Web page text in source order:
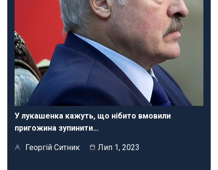
У лукашенка кажуть, що нібито вмовили
пригожина зупинити…
Георгій Ситник Лип 1, 2023